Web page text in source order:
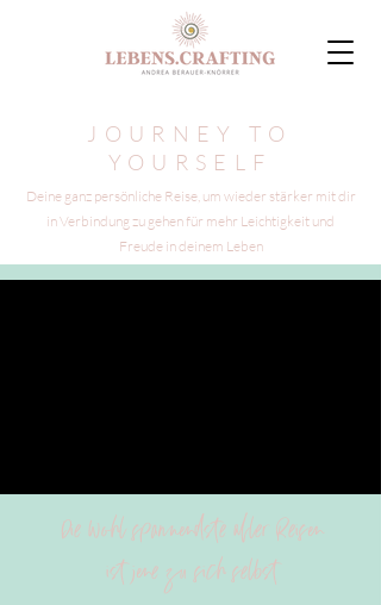
JOURNEY TO
YOURSELF
Deine ganz persönliche Reise, um wieder stärker mit dir
in Verbindung zu gehen für mehr Leichtigkeit und
Freude in deinem Leben
Die wohl spannendste aller Reisen
ist jene zu sich selbst